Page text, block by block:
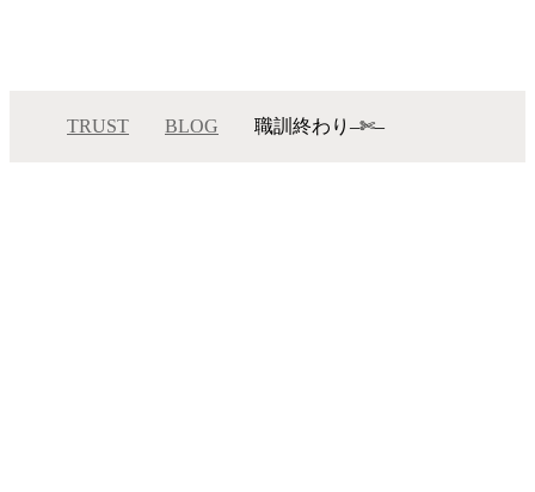
TRUST BLOG 職訓終わり–✄–